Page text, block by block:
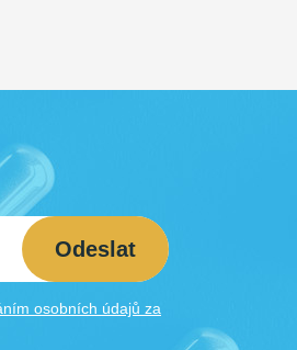
Odeslat
osobních údajů za